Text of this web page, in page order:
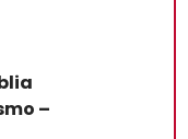
–